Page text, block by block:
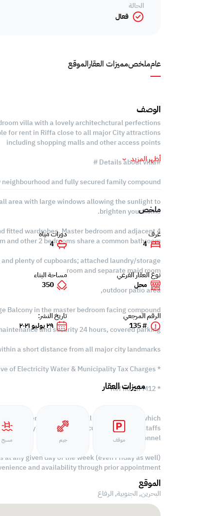
عامملخصمميزات العقارالموقع
الحالة
فعال
الوصف
villa with a lovely architechctural perfections
for rent in Riffa close to all major City attractions
including shopping malls and other access points
#Details about villa #
and fully secured family compound
area with large windows allowing the sunlight to
brighten your home.
4 bright bedrooms with split ac units, curtains and fitted wardrobes. Master bedroom and adjacent
and other 2 bedrooms share a common bathroom.
plenty of cupboards; attached laundry/storage
room and separate maid room
outdoor patio area,
Balcony in the master bedroom facing compound
and security 24 hours, covered parking.
a short distance from all major city landmarks
* Rent: BD 750/- Exclusive of Electricity Water & Municipality Tax Charges
* Ref no: RFM12
commercial properties all over in Bahrain which
they be, Families executives,company staffs,
navy personnel
any given day of the week (even Friday as well)
and availability through prior appointment
أظهر المزيد
ملخص
غرف
4
دورات مياه
4
نوع العقار الفرعي
محل
مساحة البناء
350
الرقم المرجعي
# 135
تاريخ النشر:
٢٩ يوليو ٢٠٢١
مميزات العقار
موقف جيم مسبح
الموقع
البحرين, الجنوبية,الرفاع